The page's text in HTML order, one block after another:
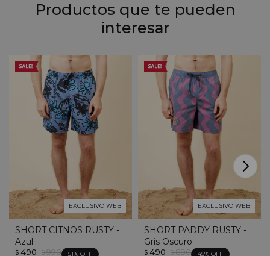
Productos que te pueden
interesar
EXCLUSIVO WEB
SHORT CITNOS RUSTY -
Azul
$ 490 $ 990 51
EXCLUSIVO WEB
SHORT PADDY RUSTY -
Gris Oscuro
$ 490 $ 890 45